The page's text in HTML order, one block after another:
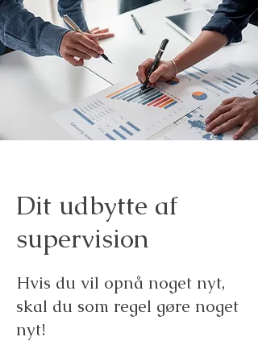
Dit udbytte af
supervision
Hvis du vil opnå noget nyt,
skal du som regel gøre noget
nyt!